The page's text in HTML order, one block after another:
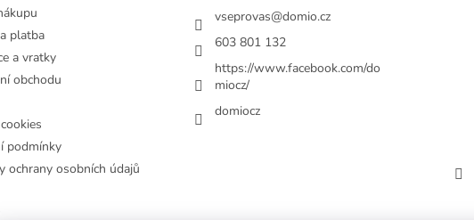
platba
a vratky
obchodu
podmínky
ochrany osobních údajů
vseprovas@domio.cz
603 801 132
https://www.facebook.com/do
miocz/
domiocz